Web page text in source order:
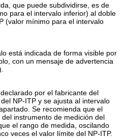
que puede subdividirse, es de
para el intervalo inferior) al doble
(valor mínimo para el intervalo
está indicada de forma visible por
con un mensaje de advertencia
por el fabricante del
NP-ITP y se ajusta al intervalo
Se recomienda que el
instrumento de medición del
el rango de medida, oscilando
veces el valor límite del NP-ITP.